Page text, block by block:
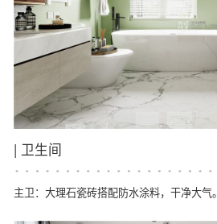
| 卫生间
主卫：大理石瓷砖搭配防水涂料，干净大气。